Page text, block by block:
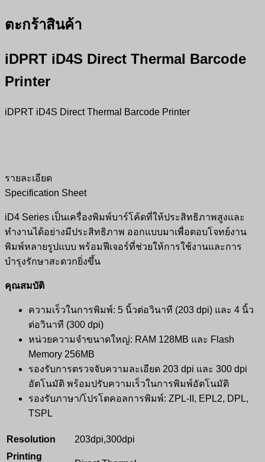
ตะกร้าสินค้า
iDPRT iD4S Direct Thermal Barcode
Printer
iDPRT iD4S Direct Thermal Barcode Printer
รายละเอียด
Specification Sheet
iD4 Series เป็นเครื่องพิมพ์บาร์โค้ดที่ให้ประสิทธิภาพสูงและ
ทำงานได้อย่างมีประสิทธิภาพ ออกแบบมาเพื่อตอบโจทย์งาน
พิมพ์หลายรูปแบบ พร้อมฟีเจอร์ที่ช่วยให้การใช้งานและการ
บำรุงรักษาสะดวกยิ่งขึ้น
คุณสมบัติ
ความเร็วในการพิมพ์: 5 นิ้วต่อวินาที (203 dpi) และ 4 นิ้ว
ต่อวินาที (300 dpi)
หน่วยความจำขนาดใหญ่: RAM 128MB และ Flash
Memory 256MB
รองรับการตรวจจับความละเอียด 203 dpi และ 300 dpi
อัตโนมัติ พร้อมปรับความเร็วในการพิมพ์อัตโนมัติ
รองรับภาษา/โปรโตคอลการพิมพ์: ZPL-II, EPL2, DPL,
TSPL
Resolution
203dpi,300dpi
Printing